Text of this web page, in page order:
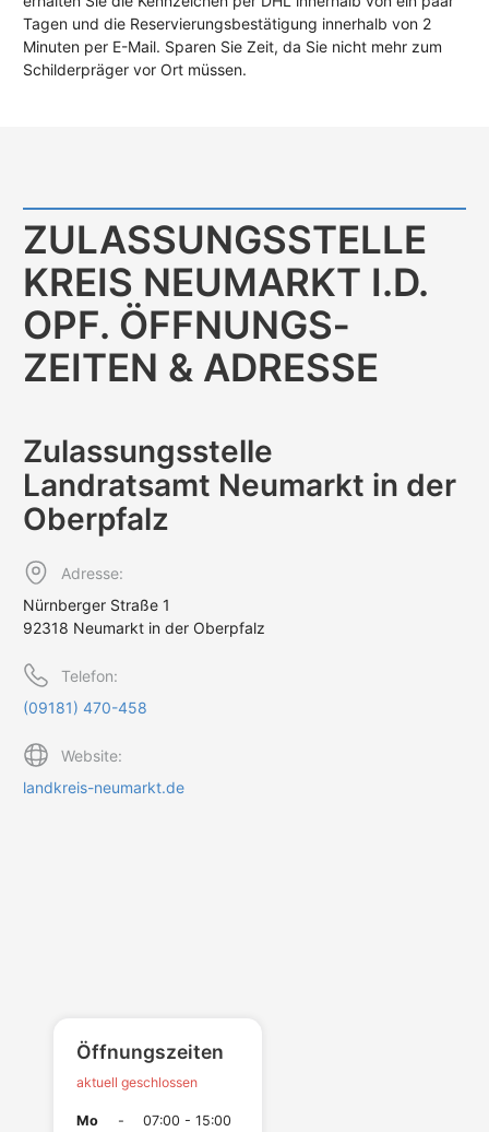
Tagen und die Reservierungsbestätigung innerhalb von 2
Minuten per E-Mail. Sparen Sie Zeit, da Sie nicht mehr zum
Schilderpräger vor Ort müssen.
ZULASSUNGS­STELLE
KREIS NEUMARKT I.D.
OPF. ÖFFNUNGS­
ZEITEN & ADRESSE
Zulassungs­stelle
Landratsamt Neumarkt in der
Oberpfalz
Adresse:
Nürnberger Straße 1
92318 Neumarkt in der Oberpfalz
Telefon:
(09181) 470-458
Website:
landkreis-neumarkt.de
Öffnungszeiten
aktuell geschlossen
Mo -
07:00 - 15:00